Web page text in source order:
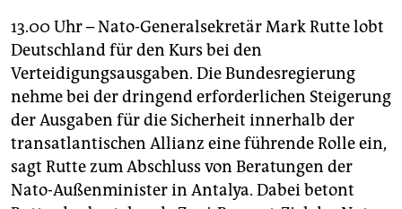
13.00 Uhr – Nato-Generalsekretär Mark Rutte lobt
Deutschland für den Kurs bei den
Verteidigungsausgaben. Die Bundesregierung
nehme bei der dringend erforderlichen Steigerung
der Ausgaben für die Sicherheit innerhalb der
transatlantischen Allianz eine führende Rolle ein,
sagt Rutte zum Abschluss von Beratungen der
Nato-Außenminister in Antalya. Dabei betont